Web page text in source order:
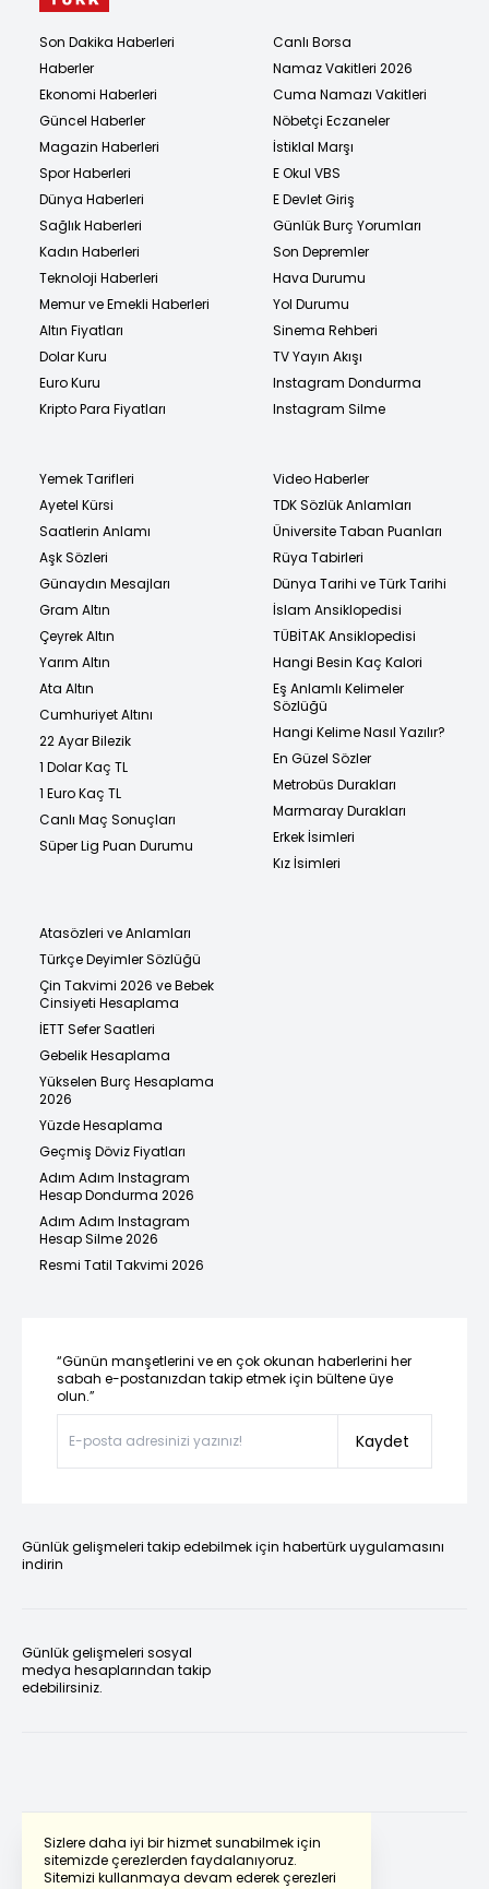
Sizlere daha iyi bir hizmet sunabilmek için
sitemizde çerezlerden faydalanıyoruz.
Sitemizi kullanmaya devam ederek çerezleri
Son Dakika Haberleri
Haberler
Ekonomi Haberleri
Güncel Haberler
Magazin Haberleri
Spor Haberleri
Dünya Haberleri
Sağlık Haberleri
Kadın Haberleri
Teknoloji Haberleri
Memur ve Emekli Haberleri
Altın Fiyatları
Dolar Kuru
Euro Kuru
Kripto Para Fiyatları
Canlı Borsa
Namaz Vakitleri 2026
Cuma Namazı Vakitleri
Nöbetçi Eczaneler
İstiklal Marşı
E Okul VBS
E Devlet Giriş
Günlük Burç Yorumları
Son Depremler
Hava Durumu
Yol Durumu
Sinema Rehberi
TV Yayın Akışı
Instagram Dondurma
Instagram Silme
Yemek Tarifleri
Ayetel Kürsi
Saatlerin Anlamı
Aşk Sözleri
Günaydın Mesajları
Gram Altın
Çeyrek Altın
Yarım Altın
Ata Altın
Cumhuriyet Altını
22 Ayar Bilezik
1 Dolar Kaç TL
1 Euro Kaç TL
Canlı Maç Sonuçları
Süper Lig Puan Durumu
Video Haberler
TDK Sözlük Anlamları
Üniversite Taban Puanları
Rüya Tabirleri
Dünya Tarihi ve Türk Tarihi
İslam Ansiklopedisi
TÜBİTAK Ansiklopedisi
Hangi Besin Kaç Kalori
Eş Anlamlı Kelimeler
Sözlüğü
Hangi Kelime Nasıl Yazılır?
En Güzel Sözler
Metrobüs Durakları
Marmaray Durakları
Erkek İsimleri
Kız İsimleri
Atasözleri ve Anlamları
Türkçe Deyimler Sözlüğü
Çin Takvimi 2026 ve Bebek
Cinsiyeti Hesaplama
İETT Sefer Saatleri
Gebelik Hesaplama
Yükselen Burç Hesaplama
2026
Yüzde Hesaplama
Geçmiş Döviz Fiyatları
Adım Adım Instagram
Hesap Dondurma 2026
Adım Adım Instagram
Hesap Silme 2026
Resmi Tatil Takvimi 2026
“Günün manşetlerini ve en çok okunan haberlerini her
sabah e-postanızdan takip etmek için bültene üye
olun.”
Kaydet
Günlük gelişmeleri takip edebilmek için habertürk uygulamasını
indirin
Günlük gelişmeleri sosyal
medya hesaplarından takip
edebilirsiniz.